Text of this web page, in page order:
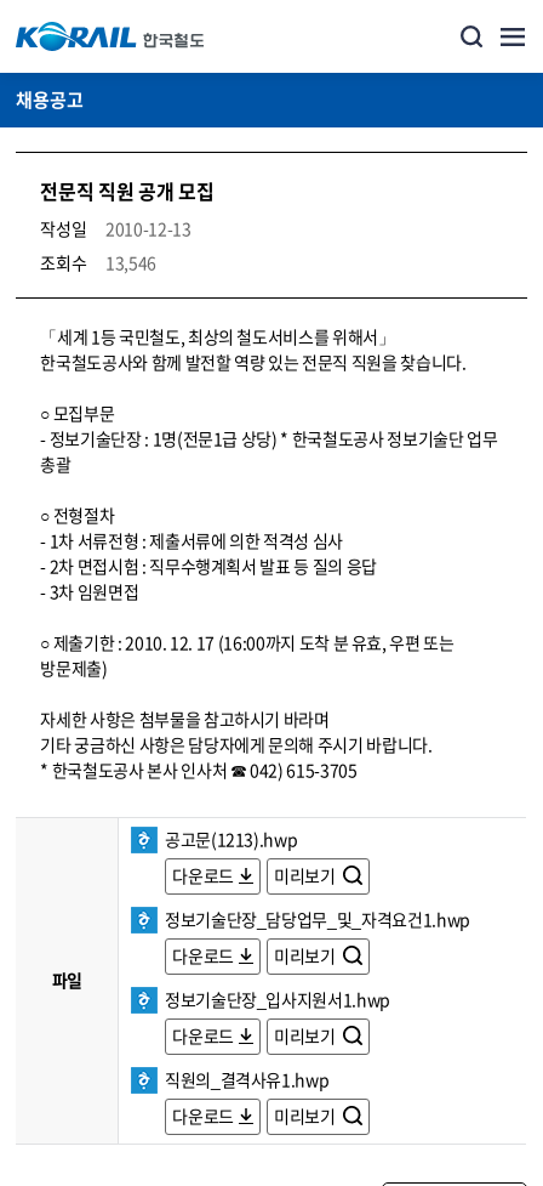
채용공고
전문직 직원 공개 모집
작성일
2010-12-13
조회수
13,546
코레일소개_경영공시_채용공고 상세보기 – 내용, 파일, 담당자 연락처로 구성
「세계 1등 국민철도, 최상의 철도서비스를 위해서」
한국철도공사와 함께 발전할 역량 있는 전문직 직원을 찾습니다.
○ 모집부문
- 정보기술단장 : 1명(전문1급 상당) * 한국철도공사 정보기술단 업무
총괄
○ 전형절차
- 1차 서류전형 : 제출서류에 의한 적격성 심사
- 2차 면접시험 : 직무수행계획서 발표 등 질의 응답
- 3차 임원면접
○ 제출기한 : 2010. 12. 17 (16:00까지 도착 분 유효, 우편 또는
방문제출)
자세한 사항은 첨부물을 참고하시기 바라며
기타 궁금하신 사항은 담당자에게 문의해 주시기 바랍니다.
* 한국철도공사 본사 인사처 ☎ 042) 615-3705
파일
공고문(1213).hwp
다운로드
미리보기
정보기술단장_담당업무_및_자격요건1.hwp
다운로드
미리보기
정보기술단장_입사지원서1.hwp
다운로드
미리보기
직원의_결격사유1.hwp
다운로드
미리보기